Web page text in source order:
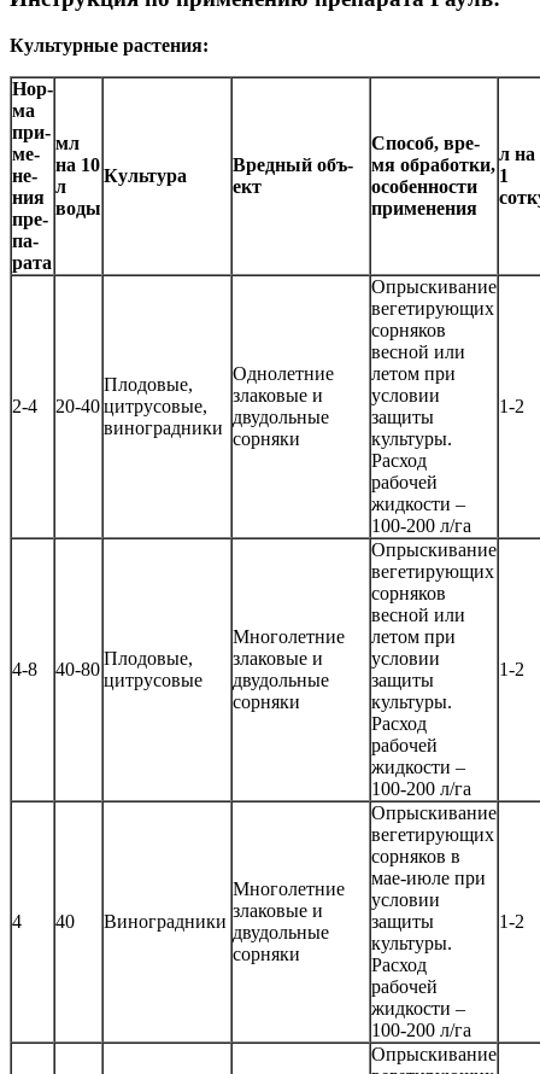
Культурные растения:
Нор­
ма
при­
ме­
не­
ния
пре­
па­
ра­та
мл
на 10
л
воды
Куль­ту­ра
Вред­ный объ­
ект
Спо­соб, вре­
мя об­ра­бот­ки,
осо­бен­нос­ти
при­ме­не­ния
л на
1
2-4 20-40
Плодовые,
цитрусовые,
виноградники
Однолетние
злаковые и
двудольные
сорняки
Опрыскивание
вегетирующих
сорняков
весной или
летом при
условии
защиты
культуры.
Расход
рабочей
жидкости –
100-200 л/га
1-2
4-8 40-80
Плодовые,
цитрусовые
Многолетние
злаковые и
двудольные
сорняки
Опрыскивание
вегетирующих
сорняков
весной или
летом при
условии
защиты
культуры.
Расход
рабочей
жидкости –
100-200 л/га
1-2
4 40 Виноградники
Многолетние
злаковые и
двудольные
сорняки
Опрыскивание
вегетирующих
сорняков в
мае-июле при
условии
защиты
культуры.
Расход
рабочей
жидкости –
100-200 л/га
1-2
Опрыскивание